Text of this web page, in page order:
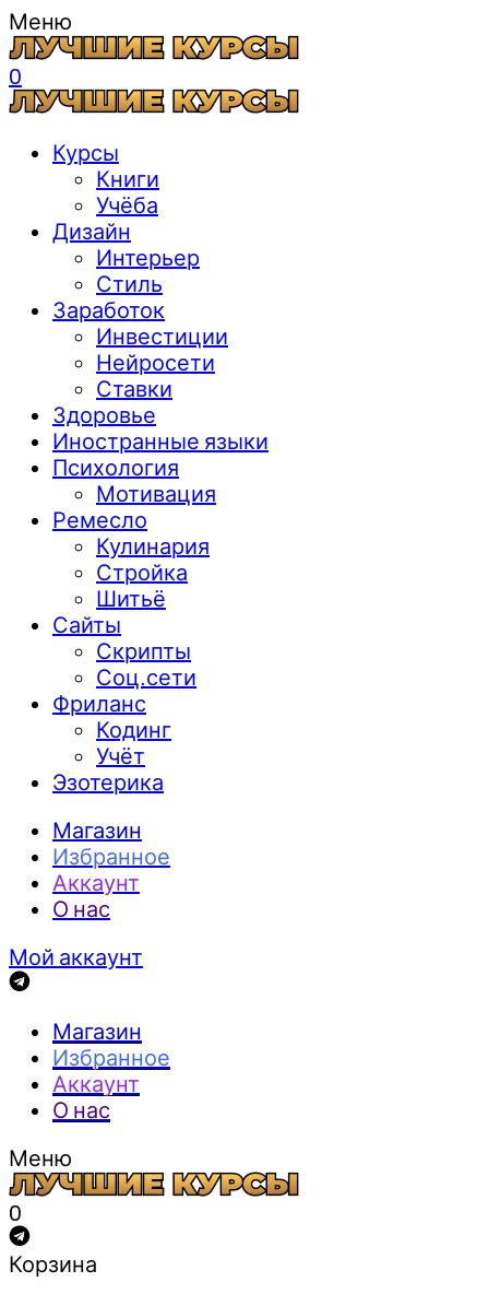
Меню
0
Курсы
Книги
Учёба
Дизайн
Интерьер
Стиль
Заработок
Инвестиции
Нейросети
Ставки
Здоровье
Иностранные языки
Психология
Мотивация
Ремесло
Кулинария
Стройка
Шитьё
Сайты
Скрипты
Соц.сети
Фриланс
Кодинг
Учёт
Эзотерика
Магазин
Избранное
Аккаунт
О нас
Мой аккаунт
Магазин
Избранное
Аккаунт
О нас
Меню
0
Корзина